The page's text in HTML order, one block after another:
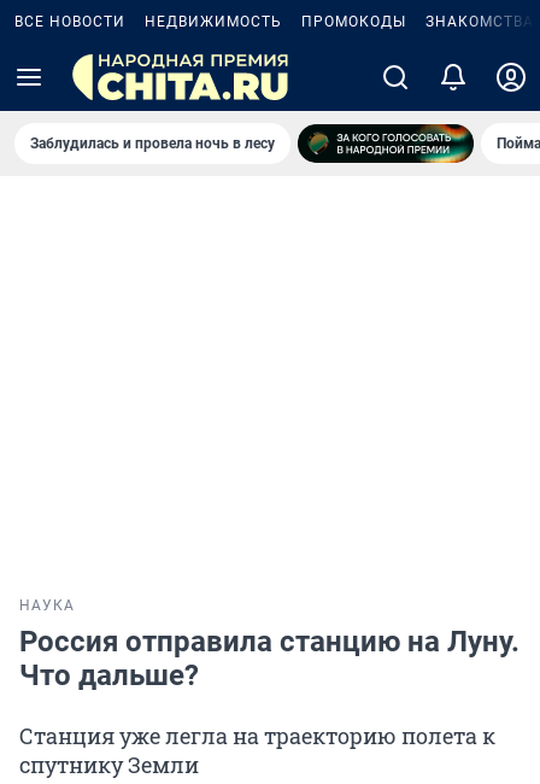
ВСЕ НОВОСТИ НЕДВИЖИМОСТЬ ПРОМОКОДЫ ЗНАКОМСТВА
Заблудилась и провела ночь в лесу
НАУКА
Россия отправила станцию на Луну.
Что дальше?
Станция уже легла на траекторию полета к
спутнику Земли